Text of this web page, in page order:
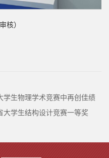
核）
学生物理学术竞赛中再创佳绩
大学生结构设计竞赛一等奖